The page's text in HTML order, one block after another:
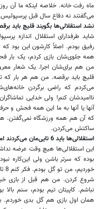
ماه رفت خانه. خلاصه اینکه ما آن
می‌گفتند نه دفاع سال قبل پرسپولیس
نشد استقلالی‌ها بگویند قلیچ باید
شاید طرفدارای استقلال اندازه
رفیق بودم. اصلاً کارشون این بود
همه جلوی‌شان بازی کردم، یک بار
من هم برای‌شان اجرا. یک شعار
قلیچ باید برقصه. من هم هر بار
می‌کردم که راضی برگردن
ناامیدشان کنم! ولی خدایی
آنها یا آنها به ما این همه فحش و
که آن هم همه ورزشگاه
ساکتش می‌کردن.
استقلالی‌ها باید 6 تایی‌مان می‌کردند اما عرضه‌‌اش را نداشتند
شروع کردن. من هم قبل از بازی
نباشم. کاپیتان تیم بودم، سنم
همان اول بازی هم گل بدی خوردم.